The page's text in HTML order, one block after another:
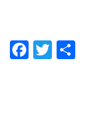
Facebook
Twitter